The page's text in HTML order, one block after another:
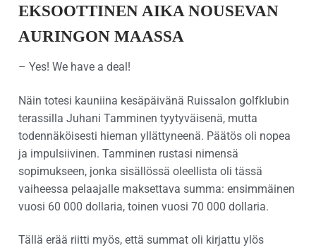
EKSOOTTINEN AIKA NOUSEVAN
AURINGON MAASSA
– Yes! We have a deal!
Näin totesi kauniina kesäpäivänä Ruissalon golfklubin
terassilla Juhani Tamminen tyytyväisenä, mutta
todennäköisesti hieman yllättyneenä. Päätös oli nopea
ja impulsiivinen. Tamminen rustasi nimensä
sopimukseen, jonka sisällössä oleellista oli tässä
vaiheessa pelaajalle maksettava summa: ensimmäinen
vuosi 60 000 dollaria, toinen vuosi 70 000 dollaria.
Tällä erää riitti myös, että summat oli kirjattu ylös